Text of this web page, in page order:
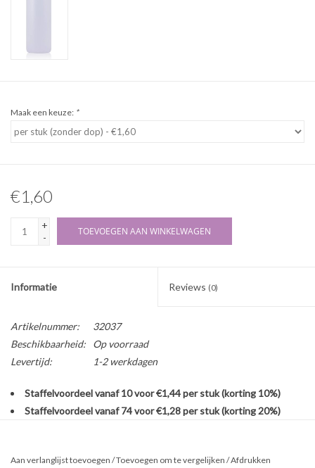
Maak een keuze: *
€1,60
+
-
TOEVOEGEN AAN WINKELWAGEN
Informatie Reviews (0)
Artikelnummer:
32037
Beschikbaarheid:
Op voorraad
Levertijd:
1-2 werkdagen
Staffelvoordeel vanaf 10 voor €1,44 per stuk (korting 10%)
Staffelvoordeel vanaf 74 voor €1,28 per stuk (korting 20%)
Aan verlanglijst toevoegen /Toevoegen om te vergelijken /Afdrukken